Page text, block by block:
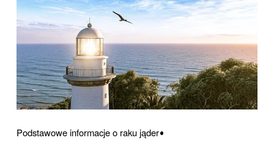
Podstawowe informacje o raku jąder